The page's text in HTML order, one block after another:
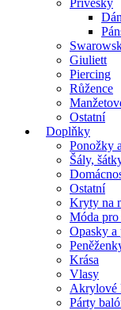
Přívěsky
Giuliett
Piercing
Růžence
Ostatní
Doplňky
Ponožky
Šály,
Ostatní
Kryty na
Móda
Opasky a
Krása
Vlasy
Akrylové
Párty